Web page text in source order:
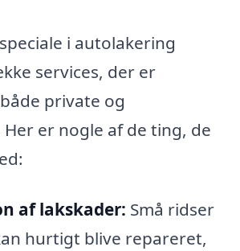
i autolakering
services, der er
private og
er nogle af de ting, de
af lakskader: Små ridser
hurtigt blive repareret,